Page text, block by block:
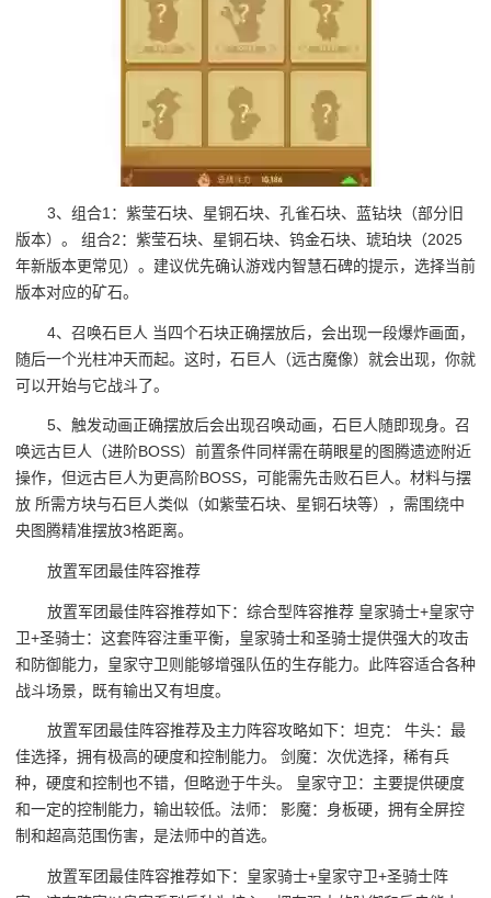
3、组合1：紫莹石块、星铜石块、孔雀石块、蓝钻块（部分旧
版本）。 组合2：紫莹石块、星铜石块、钨金石块、琥珀块（2025
年新版本更常见）。建议优先确认游戏内智慧石碑的提示，选择当前
版本对应的矿石。
4、召唤石巨人 当四个石块正确摆放后，会出现一段爆炸画面，
随后一个光柱冲天而起。这时，石巨人（远古魔像）就会出现，你就
可以开始与它战斗了。
5、触发动画正确摆放后会出现召唤动画，石巨人随即现身。召
唤远古巨人（进阶BOSS）前置条件同样需在萌眼星的图腾遗迹附近
操作，但远古巨人为更高阶BOSS，可能需先击败石巨人。材料与摆
放 所需方块与石巨人类似（如紫莹石块、星铜石块等），需围绕中
央图腾精准摆放3格距离。
放置军团最佳阵容推荐
放置军团最佳阵容推荐如下：综合型阵容推荐 皇家骑士+皇家守
卫+圣骑士：这套阵容注重平衡，皇家骑士和圣骑士提供强大的攻击
和防御能力，皇家守卫则能够增强队伍的生存能力。此阵容适合各种
战斗场景，既有输出又有坦度。
放置军团最佳阵容推荐及主力阵容攻略如下：坦克： 牛头：最
佳选择，拥有极高的硬度和控制能力。 剑魔：次优选择，稀有兵
种，硬度和控制也不错，但略逊于牛头。 皇家守卫：主要提供硬度
和一定的控制能力，输出较低。法师： 影魔：身板硬，拥有全屏控
制和超高范围伤害，是法师中的首选。
放置军团最佳阵容推荐如下：皇家骑士+皇家守卫+圣骑士阵